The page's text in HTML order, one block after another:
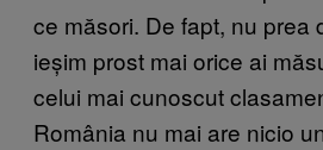
ce măsori. De fapt, nu prea
ieșim prost mai orice ai
celui mai cunoscut
România nu mai are nicio